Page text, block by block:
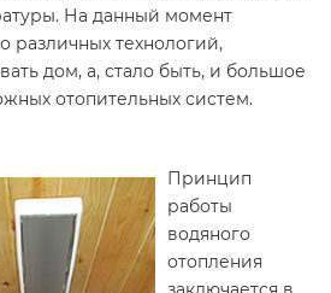
На данный момент
различных технологий,
дом, а, стало быть, и большое
отопительных систем.
Принцип
работы
водяного
отопления